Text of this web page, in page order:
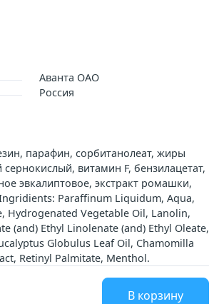
Аванта ОАО
Россия
парафин, сорбитанолеат, жиры
витамин F, бензилацетат,
эвкалиптовое, экстракт ромашки,
Paraffinum Liquidum, Aqua,
Hydrogenated Vegetable Oil, Lanolin,
(and) Ethyl Linolenate (and) Ethyl Oleate,
Globulus Leaf Oil, Сhamomilla
Retinyl Palmitate, Menthol.
В корзину